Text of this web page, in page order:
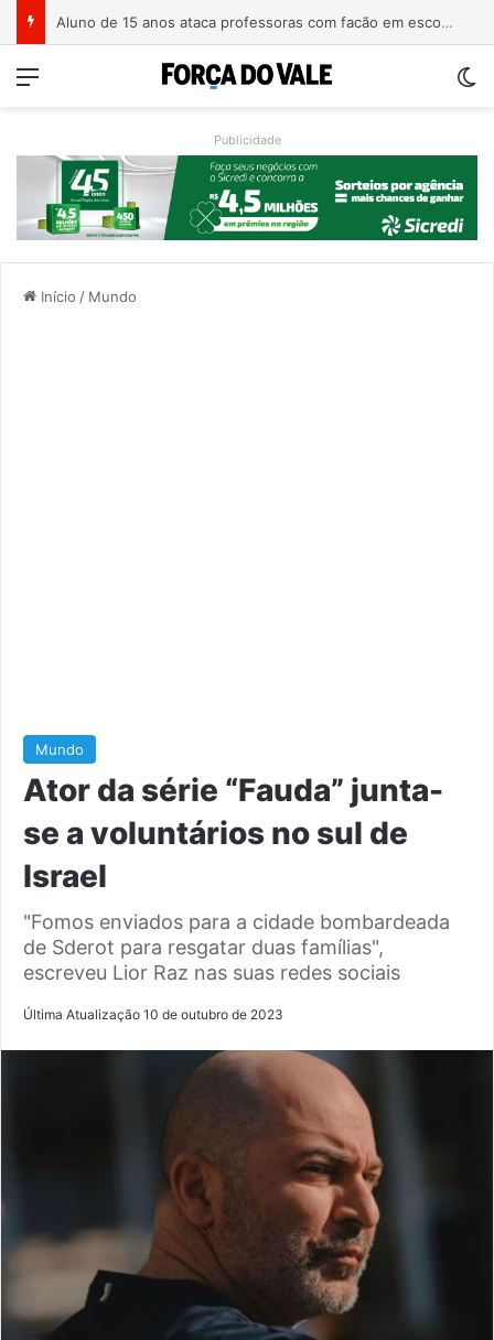
Homem é preso com revólver de numeração raspada em Teutônia
Menu
Publicidade
Início / Mundo
Mundo
Ator da série “Fauda” junta-
se a voluntários no sul de
Israel
"Fomos enviados para a cidade bombardeada
de Sderot para resgatar duas famílias",
escreveu Lior Raz nas suas redes sociais
Última Atualização 10 de outubro de 2023